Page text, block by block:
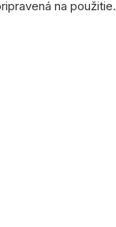
na použitie.